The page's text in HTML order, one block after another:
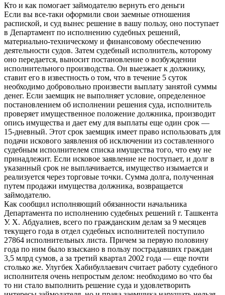
Кто и как помогает займодателю вернуть его деньги
Если вы все-таки оформили свои заемные отношения
распиской, и суд вынес решение в вашу пользу, оно поступает
в Департамент по исполнению судебных решений,
материально-техническому и финансовому обеспечению
деятельности судов. Затем судебный исполнитель, которому
оно передается, выносит постановление о возбуждении
исполнительного производства. Он выезжает к должнику,
ставит его в известность о том, что в течение 5 суток
необходимо добровольно произвести выплату занятой суммы
денег. Если заемщик не выполняет условие, определенное
постановлением об исполнении решения суда, исполнитель
проверяет имущественное положение должника, производит
опись имущества и дает ему для выплаты еще один срок —
15-дневный. Этот срок заемщик имеет право использовать для
подачи искового заявления об исключении из составленного
судебным исполнителем списка имущества того, что ему не
принадлежит. Если исковое заявление не поступает, и долг в
указанный срок не выплачивается, имущество изымается и
реализуется через торговые точки. Сумма долга, полученная
путем продажи имущества должника, возвращается
займодателю.
Как сообщил исполняющий обязанности начальника
Департамента по исполнению судебных решений г. Ташкента
У. Х. Абдуалиев, всего по гражданским делам за 9 месяцев
текущего года в отдел судебных исполнителей поступило
27864 исполнительных листа. Причем за первую половину
года по ним было взыскано в пользу пострадавших граждан
3,5 млрд сумов, а за третий квартал 2002 года — еще почти
столько же. Улугбек Хабибуллаевич считает работу судебного
исполнителя очень непростым делом: необходимо во что бы
то ни стало выполнить решение суда и удовлетворить